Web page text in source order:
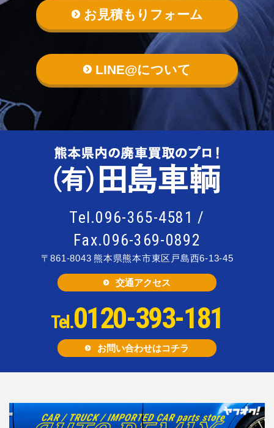
お見積もりフォーム
LINE@について
Tel.096-365-4581 /
Fax.096-369-0892
〒861-8043熊本県熊本市東区戸島西6-13-45
交通アクセス
Tel.0120-393-181
お問い合わせはコチラ